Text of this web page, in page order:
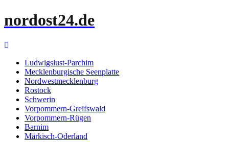
Inhalt
nordost24.de
Ludwigslust-Parchim
Mecklenburgische Seenplatte
Nordwestmecklenburg
Rostock
Schwerin
Vorpommern-Greifswald
Vorpommern-Rügen
Barnim
Märkisch-Oderland